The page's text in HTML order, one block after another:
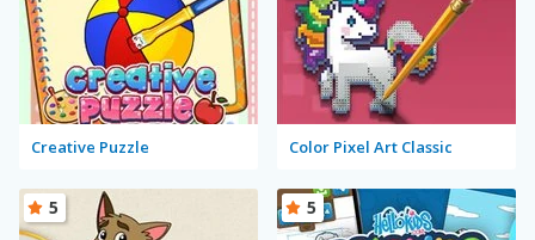
Creative Puzzle Color Pixel Art Classic
5 5